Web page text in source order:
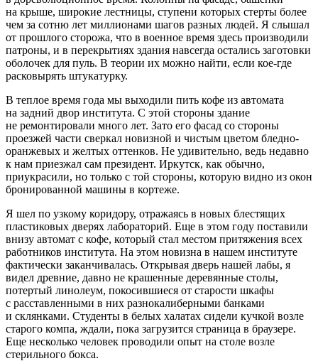
на крыше, широкие лестницы, ступени которых стерты более
чем за сотню лет миллионами шагов разных людей. Я слышал
от прошлого сторожа, что в военное время здесь производили
патроны, и в перекрытиях здания навсегда остались заготовки
оболочек для пуль. В теории их можно найти, если кое-где
расковырять штукатурку.
В теплое время года мы выходили пить кофе из автомата
на задний двор института. С этой стороны здание
не ремонтировали много лет. Зато его фасад со стороны
проезжей части сверкал новизной и чистым цветом бледно-
оранжевых и желтых оттенков. Не удивительно, ведь недавно
к нам приезжал сам президент. Иркутск, как обычно,
приукрасили, но только с той стороны, которую видно из окон
бронированной машины в кортеже.
Я шел по узкому коридору, отражаясь в новых блестящих
пластиковых дверях лабораторий. Еще в этом году поставили
внизу автомат с кофе, который стал местом притяжения всех
работников института. На этом новизна в нашем институте
фактически заканчивалась. Открывая дверь нашей лабы, я
видел древние, давно не крашенные деревянные столы,
потертый линолеум, покосившиеся от старости шкафы
с расставленными в них разнокалиберными банками
и склянками. Студенты в белых халатах сидели кучкой возле
старого компа, ждали, пока загрузится страница в браузере.
Еще несколько человек проводили опыт на столе возле
стерильного бокса.